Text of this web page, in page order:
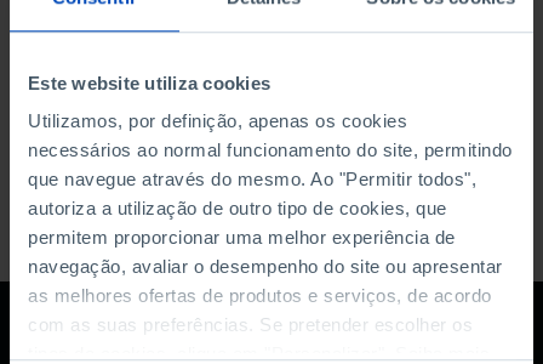
Este website utiliza cookies
Utilizamos, por definição, apenas os cookies
necessários ao normal funcionamento do site, permitindo
que navegue através do mesmo. Ao "Permitir todos",
autoriza a utilização de outro tipo de cookies, que
permitem proporcionar uma melhor experiência de
navegação, avaliar o desempenho do site ou apresentar
as melhores ofertas de produtos e serviços, de acordo
com as suas preferências. Se pretender escolher os